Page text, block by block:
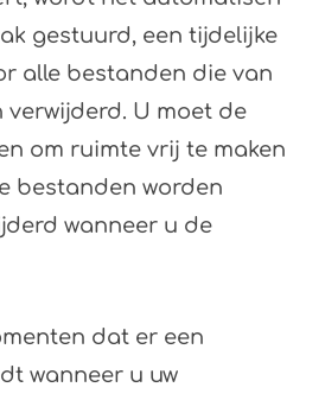
gestuurd, een tijdelijke
alle bestanden die van
verwijderd. U moet de
om ruimte vrij te maken
bestanden worden
wanneer u de
dat er een
wanneer u uw